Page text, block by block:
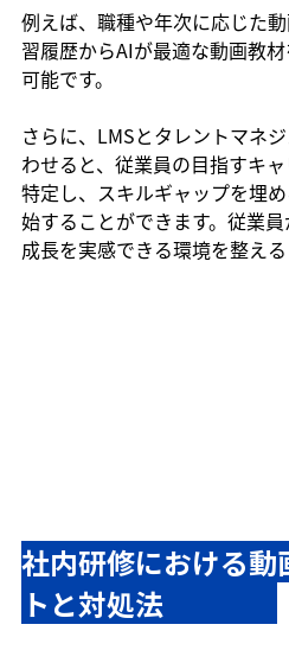
例えば、職種や年次に応じた
習履歴からAIが最適な動画教
可能です。
さらに、LMSとタレントマネ
わせると、従業員の目指すキ
特定し、スキルギャップを埋
始することができます。従業
成長を実感できる環境を整える
社内研修における動
トと対処法